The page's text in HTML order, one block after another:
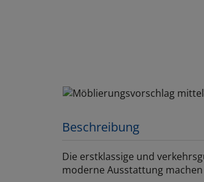
Beschreibung
Die erstklassige und
moderne Ausstattung